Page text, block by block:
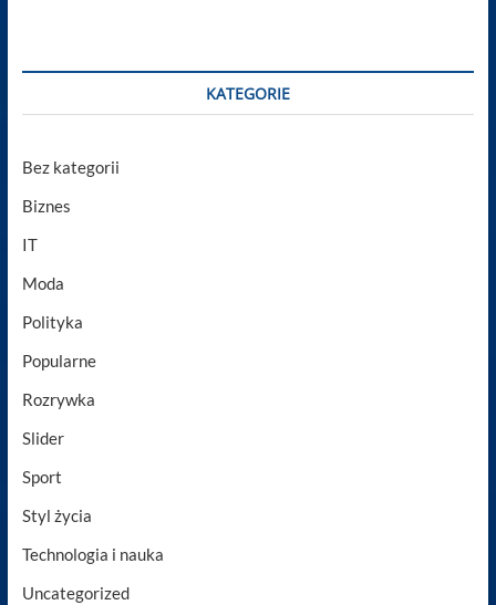
KATEGORIE
Bez kategorii
Biznes
IT
Moda
Polityka
Popularne
Rozrywka
Slider
Sport
Styl życia
Technologia i nauka
Uncategorized